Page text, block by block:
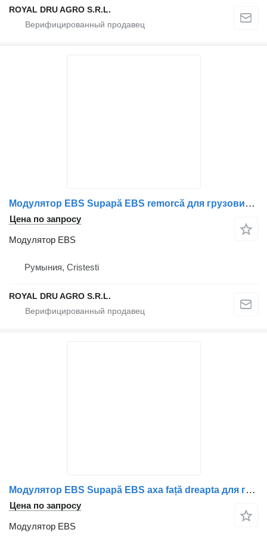
ROYAL DRU AGRO S.R.L.
Модулятор EBS Supapă EBS remorcă для грузовика MAN 5829
Цена по запросу
Модулятор EBS
Румыния, Cristesti
ROYAL DRU AGRO S.R.L.
Модулятор EBS Supapă EBS axa față dreapta для грузовика MAN 8152106/6047
Цена по запросу
Модулятор EBS